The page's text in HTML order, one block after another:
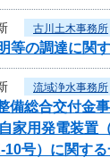
古川土木事務所
等の調達に関
流域浄水事務所
総合交付金
家用発電装置
10号）に関す